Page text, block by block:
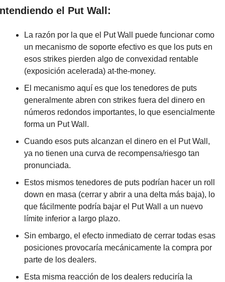
el Put Wall:
La razón por la que el Put Wall puede funcionar como
un mecanismo de soporte efectivo es que los puts en
esos strikes pierden algo de convexidad rentable
(exposición acelerada) at-the-money.
El mecanismo aquí es que los tenedores de puts
generalmente abren con strikes fuera del dinero en
números redondos importantes, lo que esencialmente
forma un Put Wall.
Cuando esos puts alcanzan el dinero en el Put Wall,
ya no tienen una curva de recompensa/riesgo tan
pronunciada.
Estos mismos tenedores de puts podrían hacer un roll
down en masa (cerrar y abrir a una delta más baja), lo
que fácilmente podría bajar el Put Wall a un nuevo
límite inferior a largo plazo.
Sin embargo, el efecto inmediato de cerrar todas esas
posiciones provocaría mecánicamente la compra por
parte de los dealers.
Esta misma reacción de los dealers reduciría la